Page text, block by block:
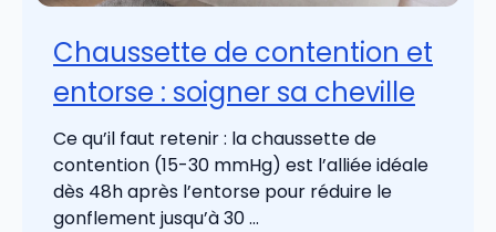
Chaussette de contention et
entorse : soigner sa cheville
Ce qu’il faut retenir : la chaussette de
contention (15-30 mmHg) est l’alliée idéale
dès 48h après l’entorse pour réduire le
gonflement jusqu’à 30 ...